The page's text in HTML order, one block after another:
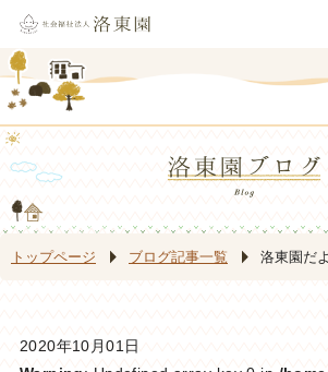
トップページ ブログ記事一覧 洛東園だ
2020年10月01日